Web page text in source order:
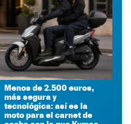
Menos de 2.500 euros,
más segura y
tecnológica: así es la
moto para el carnet de